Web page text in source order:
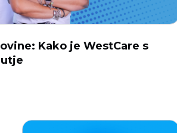
Kako je WestCare s